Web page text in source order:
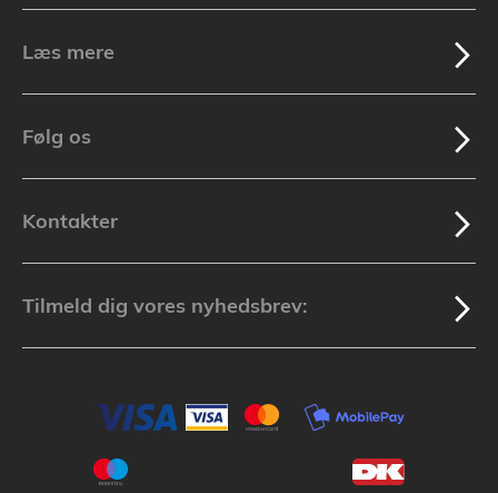
Læs mere
Følg os
Kontakter
Tilmeld dig vores nyhedsbrev: